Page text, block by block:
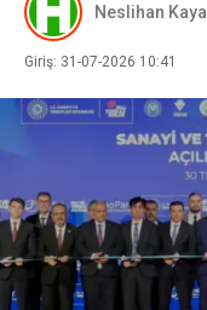
Neslihan Kaya
Giriş: 31-07-2026 10:41